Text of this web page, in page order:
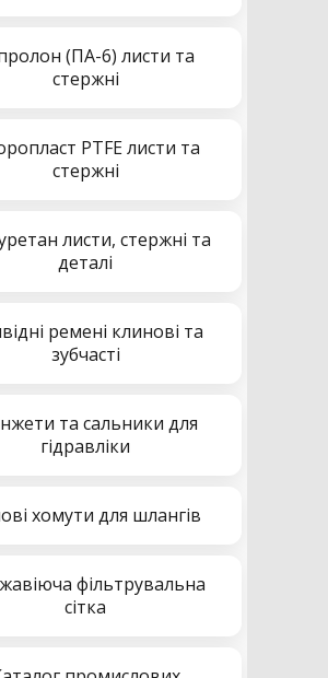
(ПА-6) листи та
стержні
PTFE листи та
стержні
листи, стержні та
деталі
ремені клинові та
зубчасті
та сальники для
гідравліки
хомути для шлангів
фільтрувальна
сітка